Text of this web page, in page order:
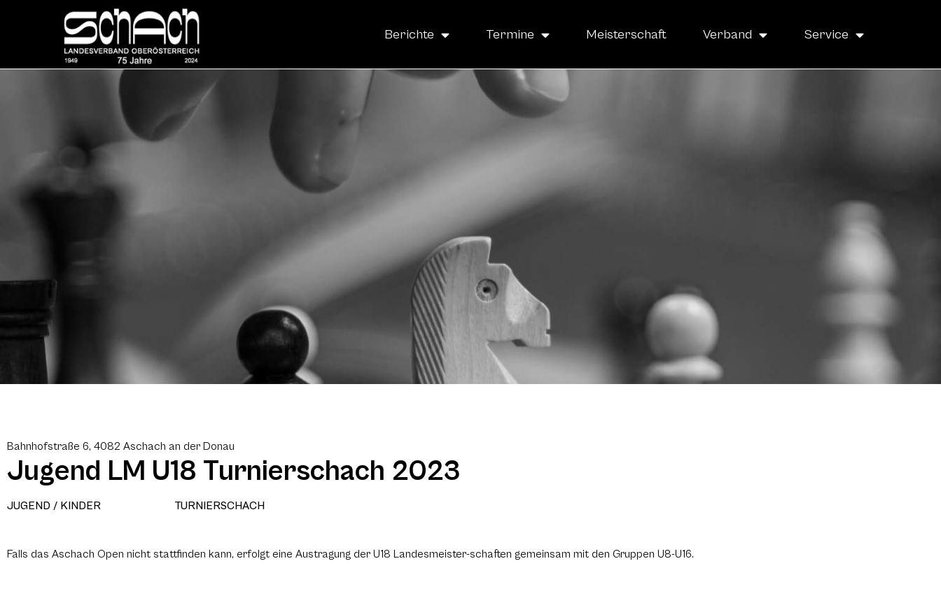
Berichte Termine Meisterschaft Verband Service
Bahnhofstraße 6, 4082 Aschach an der Donau
Jugend LM U18 Turnierschach 2023
JUGEND / KINDER TURNIERSCHACH
Falls das Aschach Open nicht stattfinden kann, erfolgt eine Austragung der U18 Landesmeister-schaften gemeinsam mit den Gruppen U8-U16.